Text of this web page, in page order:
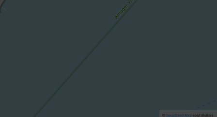
© OpenStreetMapcontributors.